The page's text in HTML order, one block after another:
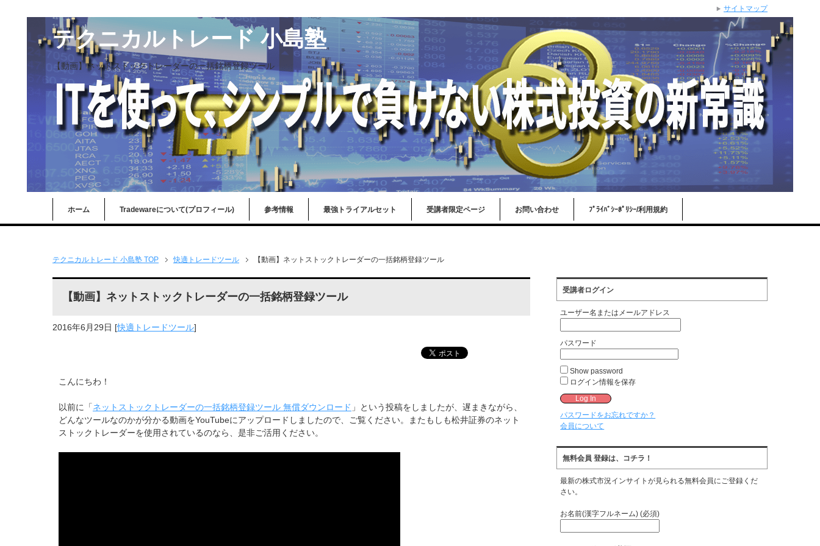
テクニカルトレード 小島塾
【動画】ネットストックトレーダーの一括銘柄登録ツール
ホーム Tradewareについて(プロフィール) 参考情報 最強トライアルセット 受講者限定ページ お問い合わせ ﾌﾟﾗｲﾊﾞｼｰﾎﾟﾘｼｰ/利用規約
テクニカルトレード 小島塾 TOP 快適トレードツール 【動画】ネットストックトレーダーの一括銘柄登録ツール
【動画】ネットストックトレーダーの一括銘柄登録ツール
2016年6月29日 [快適トレードツール]
こんにちわ！
以前に「ネットストックトレーダーの一括銘柄登録ツール 無償ダウンロード 」という投稿をしましたが、遅まきながら、
どんなツールなのかが分かる動画をYouTubeにアップロードしましたので、ご覧ください。またもしも松井証券のネット
ストックトレーダーを使用されているのなら、是非ご活用ください。
受講者ログイン
ユーザー名またはメールアドレス
パスワード
Show password
ログイン情報を保存
パスワードをお忘れですか？
会員について
無料会員 登録は、コチラ！
最新の株式市況インサイトが見られる無料会員にご登録くだ
さい。
お名前(漢字フルネーム) (必須)
サイトマップ